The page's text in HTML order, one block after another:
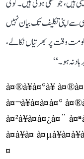
ہیں، جو لٹکی ہوئی ہیں۔ کوئی
سے اپنی تکلیف تک بیان نہیں
وقت پر بھرتیاں نکالے،
نہ ہو۔‘‘
à¤®à¥à¤°à¥
à¤¬à¥à¤à¤à¤°
à¤²à¥à¤à¤¿à¤¨
à¤à¥à¤
¤